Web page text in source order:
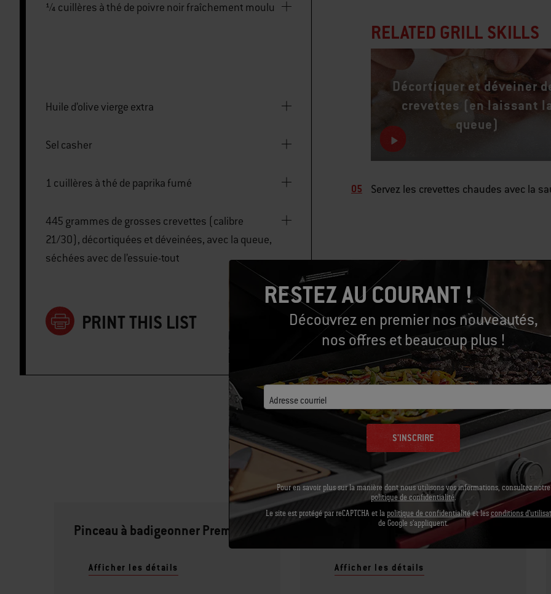
¼ cuillères à thé de poivre noir fraîchement moulu
Huile d’olive vierge extra
Sel casher
1 cuillères à thé de paprika fumé
445 grammes de grosses crevettes (calibre
21/30), décortiquées et déveinées, avec la queue,
séchées avec de l’essuie-tout
PRINT THIS LIST
RELATED GRILL SKILLS
Décortiquer et déveiner
crevettes (en laissant
queue)
Servez les crevettes chaudes avec la
Équipons-nous
Outils conseillés
Pinceau à badigeonner Premium
Afficher les détails
Tablier - Noir
Afficher les détails
RESTEZ AU COURANT !
Découvrez en premier nos nouveautés,
nos offres et beaucoup plus !
Adresse courriel
S'INSCRIRE
Pour en savoir plus sur la manière dont nous utilisons vos informations, consultez notre
politique de confidentialité.
Le site est protégé par reCAPTCHA et la politique de confidentialitéet les conditions
de Google s'appliquent.